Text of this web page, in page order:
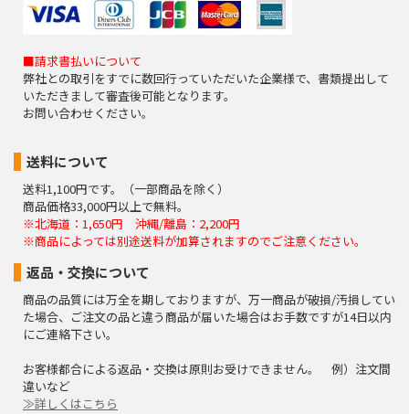
■請求書払いについて
弊社との取引をすでに数回行っていただいた企業様で、書類提出して
いただきまして審査後可能となります。
お問い合わせください。
送料について
送料1,100円です。（一部商品を除く）
商品価格33,000円以上で無料。
※北海道：1,650円 沖縄/離島：2,200円
※商品によっては別途送料が加算されますのでご注意ください。
返品・交換について
商品の品質には万全を期しておりますが、万一商品が破損/汚損してい
た場合、ご注文の品と違う商品が届いた場合はお手数ですが14日以内
にご連絡下さい。
お客様都合による返品・交換は原則お受けできません。 例）注文間
違いなど
≫詳しくはこちら